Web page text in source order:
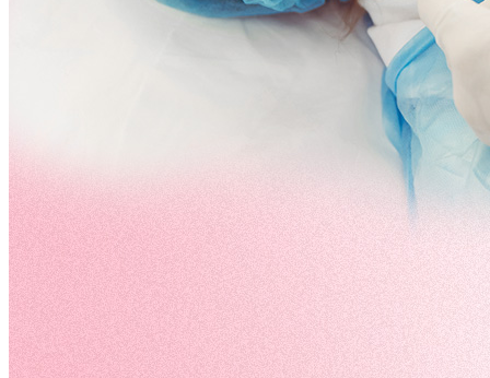
English
Indonesia